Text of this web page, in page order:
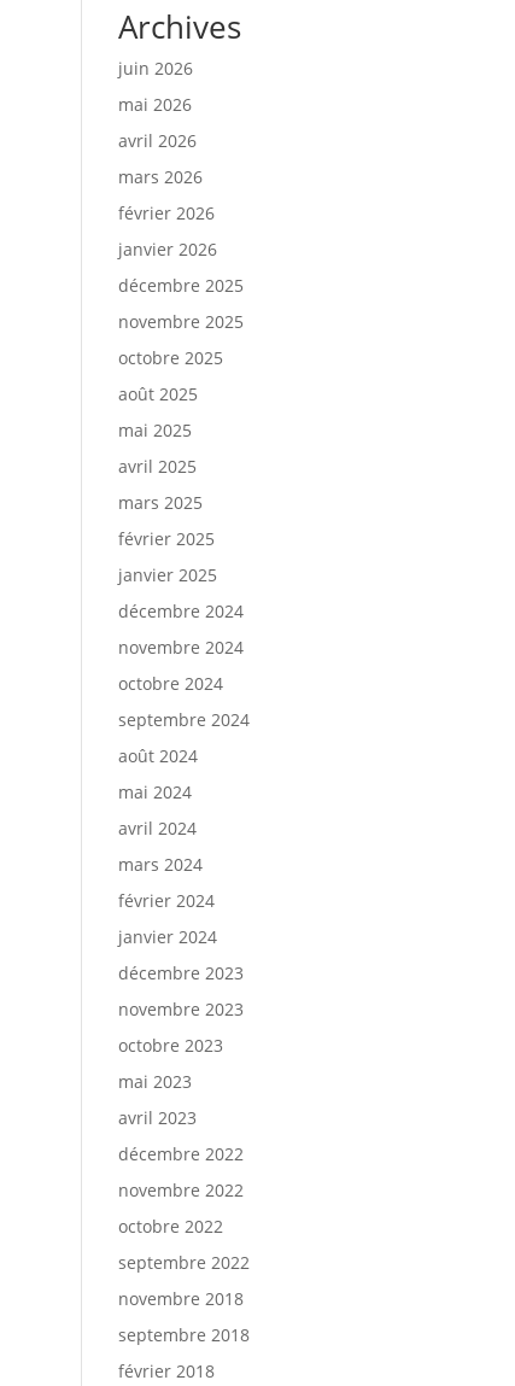
Archives
juin 2026
mai 2026
avril 2026
mars 2026
février 2026
janvier 2026
décembre 2025
novembre 2025
octobre 2025
août 2025
mai 2025
avril 2025
mars 2025
février 2025
janvier 2025
décembre 2024
novembre 2024
octobre 2024
septembre 2024
août 2024
mai 2024
avril 2024
mars 2024
février 2024
janvier 2024
décembre 2023
novembre 2023
octobre 2023
mai 2023
avril 2023
décembre 2022
novembre 2022
octobre 2022
septembre 2022
novembre 2018
septembre 2018
février 2018